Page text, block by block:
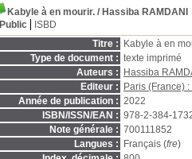
Kabyle à en mourir. / Hassiba RAMDANI
Public
ISBD
Titre :
Kabyle à en
Type de document : texte imprimé
Auteurs :
Hassiba
Editeur :
Paris (France)
Année de publication : 2022
ISBN/ISSN/EAN : 978-2-384-
Note générale : 700111852
Langues :
Français (fre)